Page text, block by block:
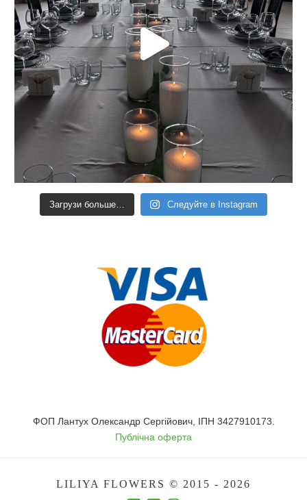
Загрузи больше… Следуйте в Instagram
ФОП Лантух Олександр Сергійович, ІПН 3427910173.
Публічна оферта
LILIYA FLOWERS © 2015 - 2026